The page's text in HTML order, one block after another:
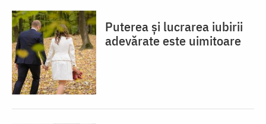
Puterea și lucrarea iubirii
adevărate este uimitoare